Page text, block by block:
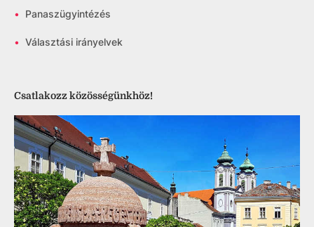
• Panaszügyintézés
• Választási irányelvek
Csatlakozz közösségünkhöz!